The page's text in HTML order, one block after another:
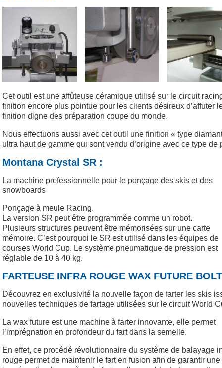
Cet outil est une affûteuse céramique utilisé sur le circuit
finition encore plus pointue pour les clients désireux d’affuter
finition digne des préparation coupe du monde.
Nous effectuons aussi avec cet outil une finition « type
ultra haut de gamme qui sont vendu d’origine avec ce type de
Montana Crystal SR :
La machine professionnelle pour le ponçage des skis et des
snowboards
Ponçage à meule Racing.
La version SR peut être programmée comme un robot.
Plusieurs structures peuvent être mémorisées sur une carte
mémoire. C’est pourquoi le SR est utilisé dans les équipes de
courses World Cup. Le système pneumatique de pression est
réglable de 10 à 40 kg.
FARTEUSE INFRA ROUGE WAX FUTURE
Découvrez en exclusivité la nouvelle façon de farter les skis
nouvelles techniques de fartage utilisées sur le circuit World
La wax future est une machine à farter innovante, elle permet
l’imprégnation en profondeur du fart dans la semelle.
En effet, ce procédé révolutionnaire du système de balayage
rouge permet de maintenir le fart en fusion afin de garantir une